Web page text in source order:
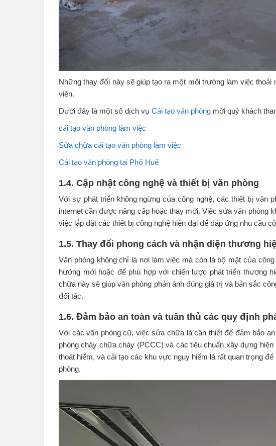
Những thay đổi này sẽ giúp tạo ra một môi trường làm việc
viên.
Dưới đây là một số dịch vụ Cải tạo văn phòng mời quý khách
cải tạo văn phòng làm việc
Sửa chữa cải tạo văn phòng làm việc
Cải tạo văn phòng tại Phố Huế
1.4. Cập nhật công nghệ và thiết bị văn phòng
Với sự phát triển không ngừng của công nghệ, các thiết bị văn
internet cần được nâng cấp hoặc thay mới. Việc sửa văn phòng
việc lắp đặt các thiết bị công nghệ hiện đại để đáp ứng nhu cầu
1.5. Thay đổi phong cách và nhận diện thương
Văn phòng không chỉ là nơi làm việc mà còn là bộ mặt của
hướng mới hoặc để phù hợp với chiến lược phát triển thương
chữa này sẽ giúp văn phòng phản ánh đúng giá trị và bản sắc
đối tác.
1.6. Đảm bảo an toàn và tuân thủ các quy định
Với các văn phòng cũ, việc sửa chữa là cần thiết để đảm bảo
phòng cháy chữa cháy (PCCC) và các tiêu chuẩn xây dựng
thoát hiểm, và cải tạo các khu vực nguy hiểm là rất quan trọng
phòng.